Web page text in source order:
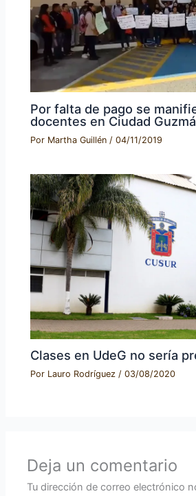
Por falta de pago se
docentes en Ciudad
Por Martha Guillén /04/11/2019
Clases en UdeG no sería
Por Lauro Rodríguez/03/08/2020
Deja un comentario
Tu dirección de correo electrónico